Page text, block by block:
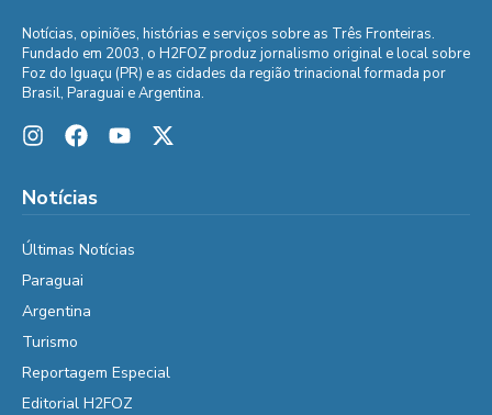
Notícias, opiniões, histórias e serviços sobre as Três Fronteiras.
Fundado em 2003, o H2FOZ produz jornalismo original e local sobre
Foz do Iguaçu (PR) e as cidades da região trinacional formada por
Brasil, Paraguai e Argentina.
Notícias
Últimas Notícias
Paraguai
Argentina
Turismo
Reportagem Especial
Editorial H2FOZ